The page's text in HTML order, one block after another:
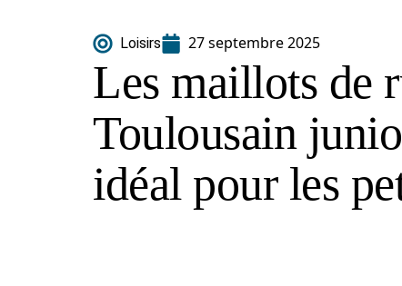
Loisirs 27 septembre 2025
Les maillots de
Toulousain
idéal pour les